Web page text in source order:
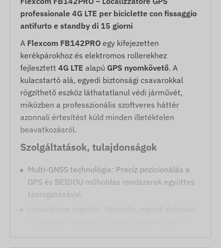
professionale 4G LTE per biciclette con fissaggio
antifurto e standby di 15 giorni
A Flexcom FB142PRO egy kifejezetten
kerékpárokhoz és elektromos rollerekhez
fejlesztett 4G LTE alapú GPS nyomkövető. A
kulacstartó alá, egyedi biztonsági csavarokkal
rögzíthető eszköz láthatatlanul védi járművét,
miközben a professzionális szoftveres háttér
azonnali értesítést küld minden illetéktelen
beavatkozásról.
Szolgáltatások, tulajdonságok
Multi-GNSS technológia: Precíz pozicionálás a
GPS és BEIDOU műholdas rendszerek együttes
támogatásával.
alatt.